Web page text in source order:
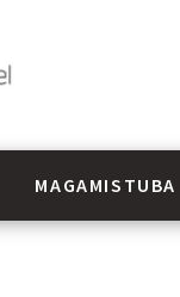
MAGAMISTUBA